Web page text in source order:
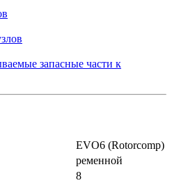
запасные части к
EVO6 (Rotorcomp)
ременной
8